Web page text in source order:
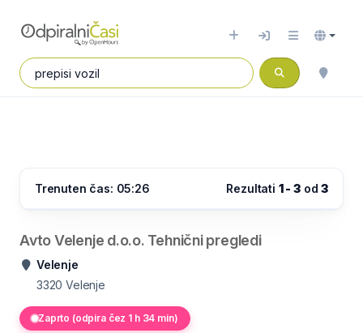
Trenuten čas: 05:26 Rezultati 1 - 3od3
Avto Velenje d.o.o. Tehnični pregledi
Velenje
3320 Velenje
Zaprto (odpira čez 1 h 34 min)